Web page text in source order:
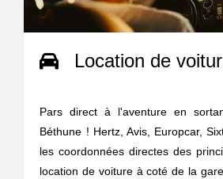
Location de
Pars direct à l'aventure en
Béthune ! Hertz, Avis, Europcar,
les coordonnées directes des
location de voiture à coté de la